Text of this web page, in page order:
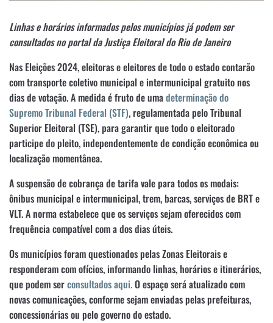
Linhas e horários informados pelos municípios já podem ser
consultados no portal da Justiça Eleitoral do Rio de Janeiro
Nas Eleições 2024, eleitoras e eleitores de todo o estado contarão
com transporte coletivo municipal e intermunicipal gratuito nos
dias de votação. A medida é fruto de umadeterminação do
Supremo Tribunal Federal (STF), regulamentada pelo Tribunal
Superior Eleitoral (TSE), para garantir que todo o eleitorado
participe do pleito, independentemente de condição econômica ou
localização momentânea.
A suspensão de cobrança de tarifa vale para todos os modais:
ônibus municipal e intermunicipal, trem, barcas, serviços de BRT e
VLT. A norma estabelece que os serviços sejam oferecidos com
frequência compatível com a dos dias úteis.
Os municípios foram questionados pelas Zonas Eleitorais e
responderam com ofícios, informando linhas, horários e itinerários,
que podem serconsultados aqui.O espaço será atualizado com
novas comunicações, conforme sejam enviadas pelas prefeituras,
concessionárias ou pelo governo do estado.